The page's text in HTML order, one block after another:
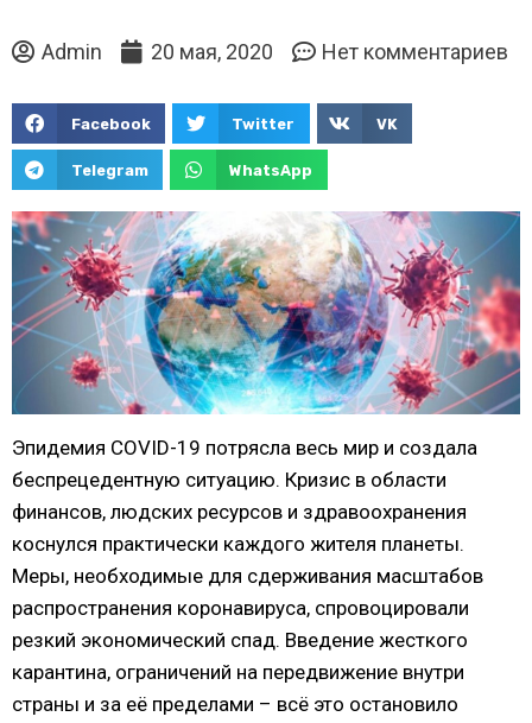
Admin 20 мая, 2020 Нет комментариев
Facebook Twitter VK
Telegram WhatsApp
Эпидемия COVID-19 потрясла весь мир и создала
беспрецедентную ситуацию. Кризис в области
финансов, людских ресурсов и здравоохранения
коснулся практически каждого жителя планеты.
Меры, необходимые для сдерживания масштабов
распространения коронавируса, спровоцировали
резкий экономический спад. Введение жесткого
карантина, ограничений на передвижение внутри
страны и за её пределами – всё это остановило